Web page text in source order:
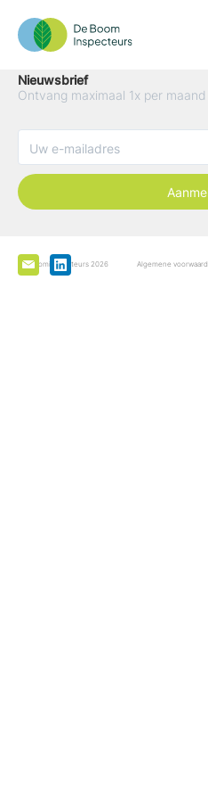
Nieuwsbrief
Ontvang maximaal 1x per
De Boominspecteurs 2026 Algemene